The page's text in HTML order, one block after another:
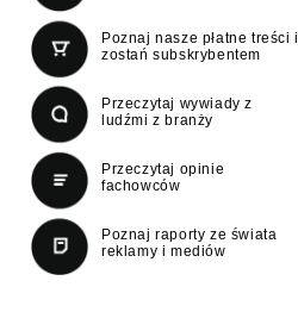
Poznaj nasze płatne treści i
zostań subskrybentem
Przeczytaj wywiady z
ludźmi z branży
Przeczytaj opinie
fachowców
Poznaj raporty ze świata
reklamy i mediów